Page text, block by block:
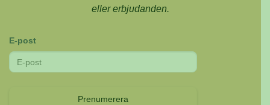
eller erbjudanden.
E-post
Prenumerera